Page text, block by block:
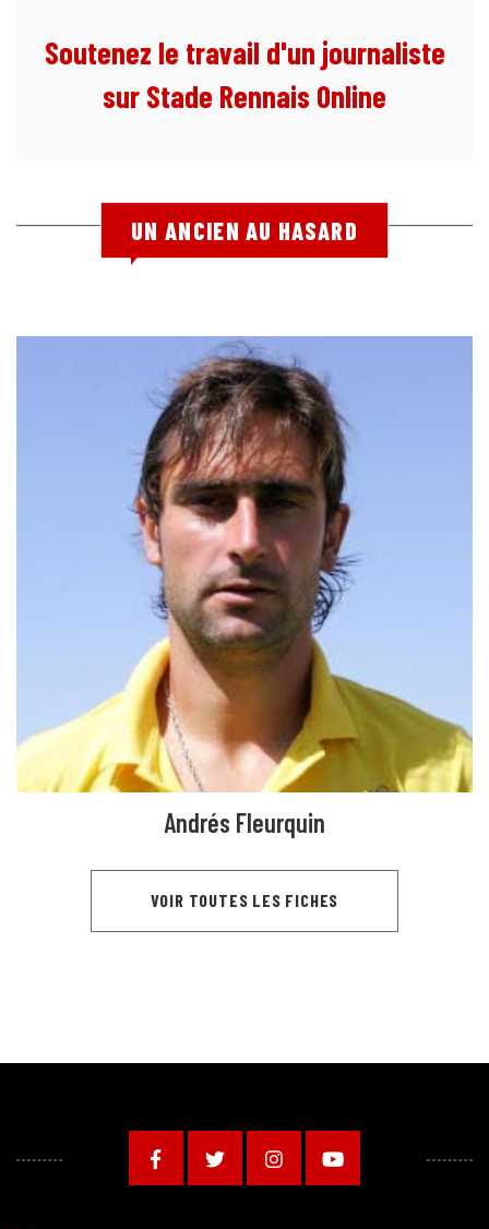
Soutenez le travail d'un journaliste
sur Stade Rennais Online
UN ANCIEN AU HASARD
Andrés Fleurquin
VOIR TOUTES LES FICHES